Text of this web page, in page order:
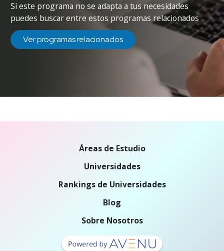
Si este programa no se adapta a tus necesidades
puedes buscar entre estos programas relacionados
Ver programas relacionados
Áreas de Estudio
Universidades
Rankings de Universidades
Blog
Sobre Nosotros